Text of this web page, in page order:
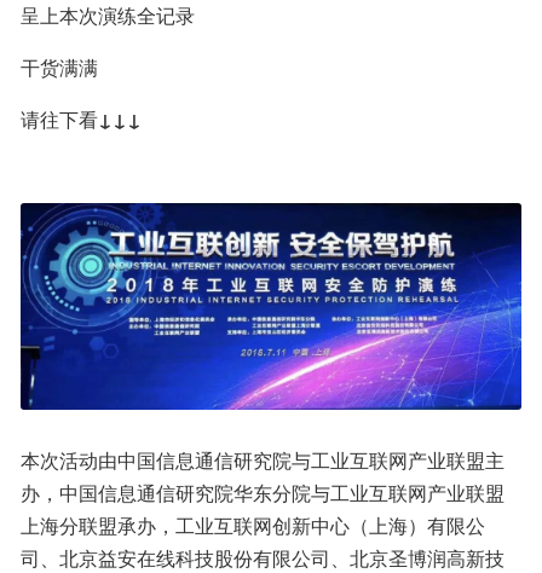
呈上本次演练全记录
干货满满
请往下看↓↓↓
本次活动由中国信息通信研究院与工业互联网产业联盟主
办，中国信息通信研究院华东分院与工业互联网产业联盟
上海分联盟承办，工业互联网创新中心（上海）有限公
司、北京益安在线科技股份有限公司、北京圣博润高新技